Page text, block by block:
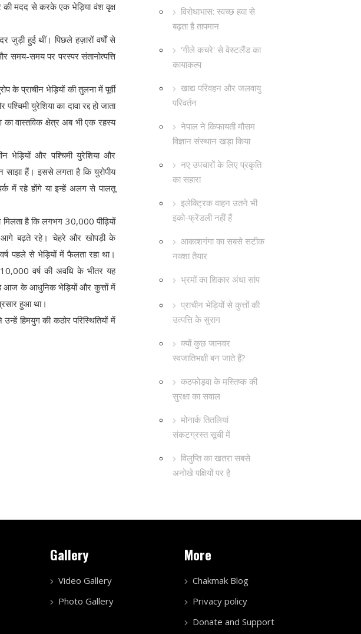
विरोधाभास: स्वच्छ हवा से
बढ़ता है तापमान
‘गीले कचरे' से वेस्टलैंड का
कायाकल्प
खाद्य परिवहन और जलवायु
परिवर्तन
नेपाल ने किफायती मौसम
विज्ञान संस्थान खड़ा किया
नए उपचारों के लिए प्रकृति
का सहारा
इलेक्ट्रिक वाहन उतने भी
इको-फ्रेंडली नहीं हैं
आकाशगंगा का सबसे सटीक
नक्शा तैयार
भ्रमों का शिकार अंधा सांप
प्राचीन भेड़ियों से कुत्तों की
उत्पत्ति के सुराग
क्यों कुछ जानवर
स्वजातिभक्षी बन जाते हैं?
कठफोड़वा के मस्तिष्क की
सुरक्षा का सवाल
मोनार्क तितलियां
संकटग्रस्त सूची में
विलुप्ति का खतरा सबसे
अनोखे पक्षियों पर है
की मदद से करके एक भेड़िया वंश वृक्ष
हुई थीं। पिछले हज़ारों वर्षों से
समय पर परस्पर संतानोत्पत्ति
के प्राचीन भेड़ियों की तुलना में पूर्वी
युरेशिया का दावा रद्द हो जाता
वास्तविक क्षेत्र अब भी एक रहस्य
भेड़ियों और पश्चिमी युरेशिया और
हैं। इससे लगता है कि युरोपीय
में रहे होंगे या इन्हें अलग से पालतू
है कि लगभग 30,000 पीढ़ियों
आगे बढ़ते रहे। चेहरे और खोपड़ी के
पहले से भेड़ियों में फैलता रहा था।
वर्ष की अवधि के भीतर यह
आज के आधुनिक भेड़ियों और कुत्तों में
हुआ था।
हिमयुग की कठोर परिस्थितियों में
Gallery
Video Gallery
Photo Gallery
More
Chakmak Blog
Privacy policy
Donate and Support